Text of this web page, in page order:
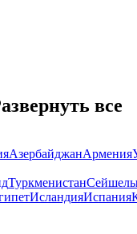
все
АзербайджанАрмения
Туркменистан
ИсландияИспания